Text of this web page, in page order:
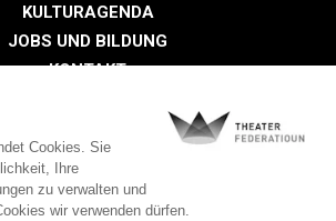
KULTURAGENDA
JOBS UND BILDUNG
KONTAKT
MITGLIEDERBEREICH
Datenschutzrichtlinie
Cookie-Richtlinien